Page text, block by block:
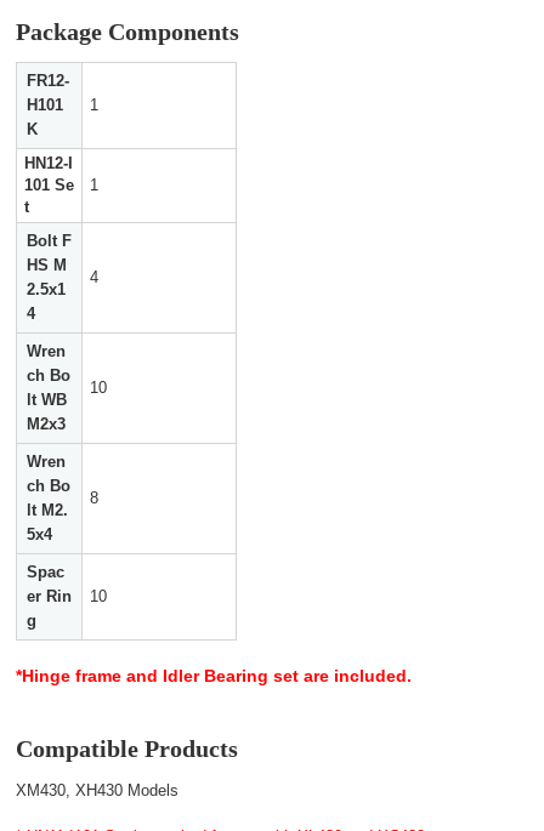
Package Components
FR12-
H101
K
1
HN12-I
101 Se
t
1
Bolt F
HS M
2.5x1
4
4
Wren
ch Bo
lt WB
M2x3
10
Wren
ch Bo
lt M2.
5x4
8
Spac
er Rin
g
10
*Hinge frame and Idler Bearing set are included.
Compatible Products
XM430, XH430 Models